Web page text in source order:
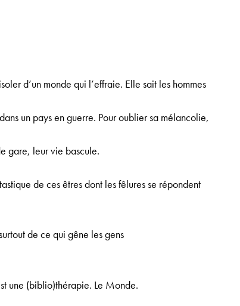
d’un monde qui l’effraie. Elle sait les hommes
un pays en guerre. Pour oublier sa mélancolie,
gare, leur vie bascule.
de ces êtres dont les fêlures se répondent
de ce qui gêne les gens
une (biblio)thérapie. Le Monde.